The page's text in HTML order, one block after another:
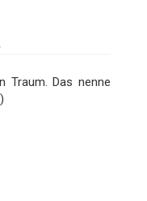
Traum. Das nenne